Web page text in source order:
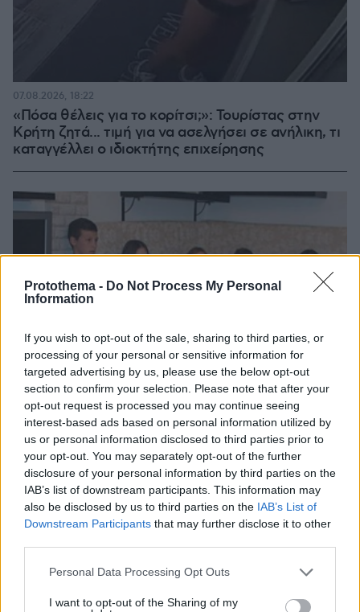
Protothema - Do Not Process My Personal
Information
If you wish to opt-out of the sale, sharing to third parties, or
processing of your personal or sensitive information for
targeted advertising by us, please use the below opt-out
section to confirm your selection. Please note that after your
opt-out request is processed you may continue seeing
interest-based ads based on personal information utilized by
us or personal information disclosed to third parties prior to
your opt-out. You may separately opt-out of the further
disclosure of your personal information by third parties on the
IAB’s list of downstream participants. This information may
also be disclosed by us to third parties on the IAB’s List of
Downstream Participants that may further disclose it to other
Please note that this website/app uses one or more Google
not limited to your visit or usage behaviour. You may click to
Personal Data Processing Opt Outs
I want to opt-out of the Sharing of my
«Πόσα θέλεις για το κορίτσι;»: Τουρίστας στην
Κρήτη ζητά... τιμή για να ασελγήσει σε ανήλικη, τι
καταγγέλλει ο ιδιοκτήτης επιχείρησης
07.08.2026, 18:22
Ελλάδα που γερνάει: Τα... δύο ταψιά μεσημεριανό,